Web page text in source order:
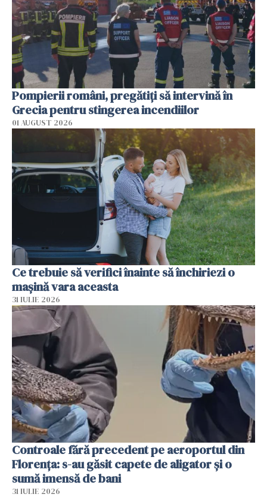
Pompierii români, pregătiţi să intervină în
Grecia pentru stingerea incendiilor
01 AUGUST 2026
Ce trebuie să verifici înainte să închiriezi o
mașină vara aceasta
31 IULIE 2026
Controale fără precedent pe aeroportul din
Florența: s-au găsit capete de aligator și o
sumă imensă de bani
31 IULIE 2026